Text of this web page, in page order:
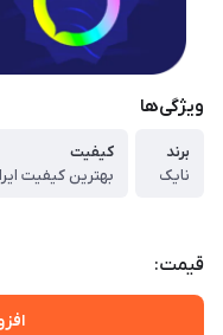
ویژگی‌ها
برند
نایک
کیفیت
بهترین کیفیت
قیمت: